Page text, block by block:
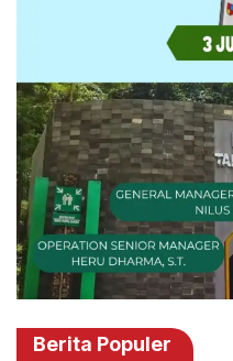
Berita Populer